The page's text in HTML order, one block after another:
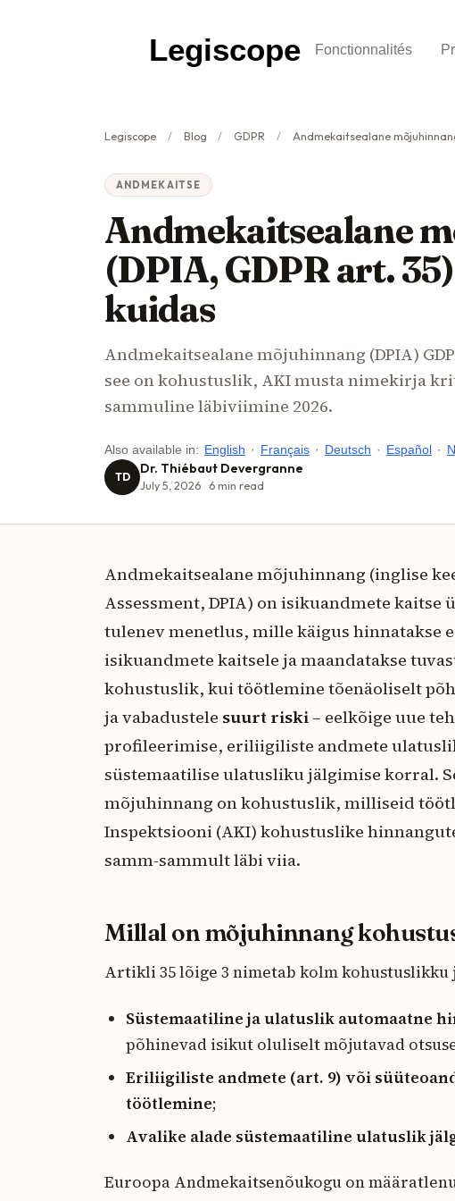
Legiscope Fonctionnalités
Legiscope Blog GDPR Andmekaitsealane mõjuhinnang (DPIA, GDPR art.
ANDMEKAITSE
Andmekaitsealane
(DPIA, GDPR art.
kuidas
Andmekaitsealane mõjuhinnang (DPIA)
see on kohustuslik, AKI musta nimekirja
sammuline läbiviimine 2026.
Also available in: English · Français · Deutsch · Español ·
TD Dr. Thiébaut Devergranne
July 5, 2026 6 min read
Andmekaitsealane mõjuhinnang (inglise
Assessment, DPIA) on isikuandmete kaitse
tulenev menetlus, mille käigus
isikuandmete kaitsele ja maandatakse
kohustuslik, kui töötlemine tõenäoliselt
ja vabadustele suurt riski – eelkõige uue
profileerimise, eriliigiliste andmete
süstemaatilise ulatusliku jälgimise korral.
mõjuhinnang on kohustuslik, milliseid
Inspektsiooni (AKI) kohustuslike
samm-sammult läbi viia.
Millal on mõjuhinnang
Artikli 35 lõige 3 nimetab kolm kohustuslikku
Süstemaatiline ja ulatuslik automaatne
põhinevad isikut oluliselt mõjutavad
Eriliigiliste andmete (art. 9) või
töötlemine;
Avalike alade süstemaatiline ulatuslik
Euroopa Andmekaitsenõukogu on